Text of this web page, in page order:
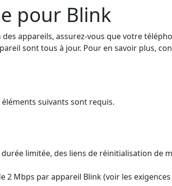
pour Blink
appareils, assurez-vous que votre
sont tous à jour. Pour en savoir plus,
suivants sont requis.
limitée, des liens de réinitialisation de
2 Mbps par appareil Blink (voir les